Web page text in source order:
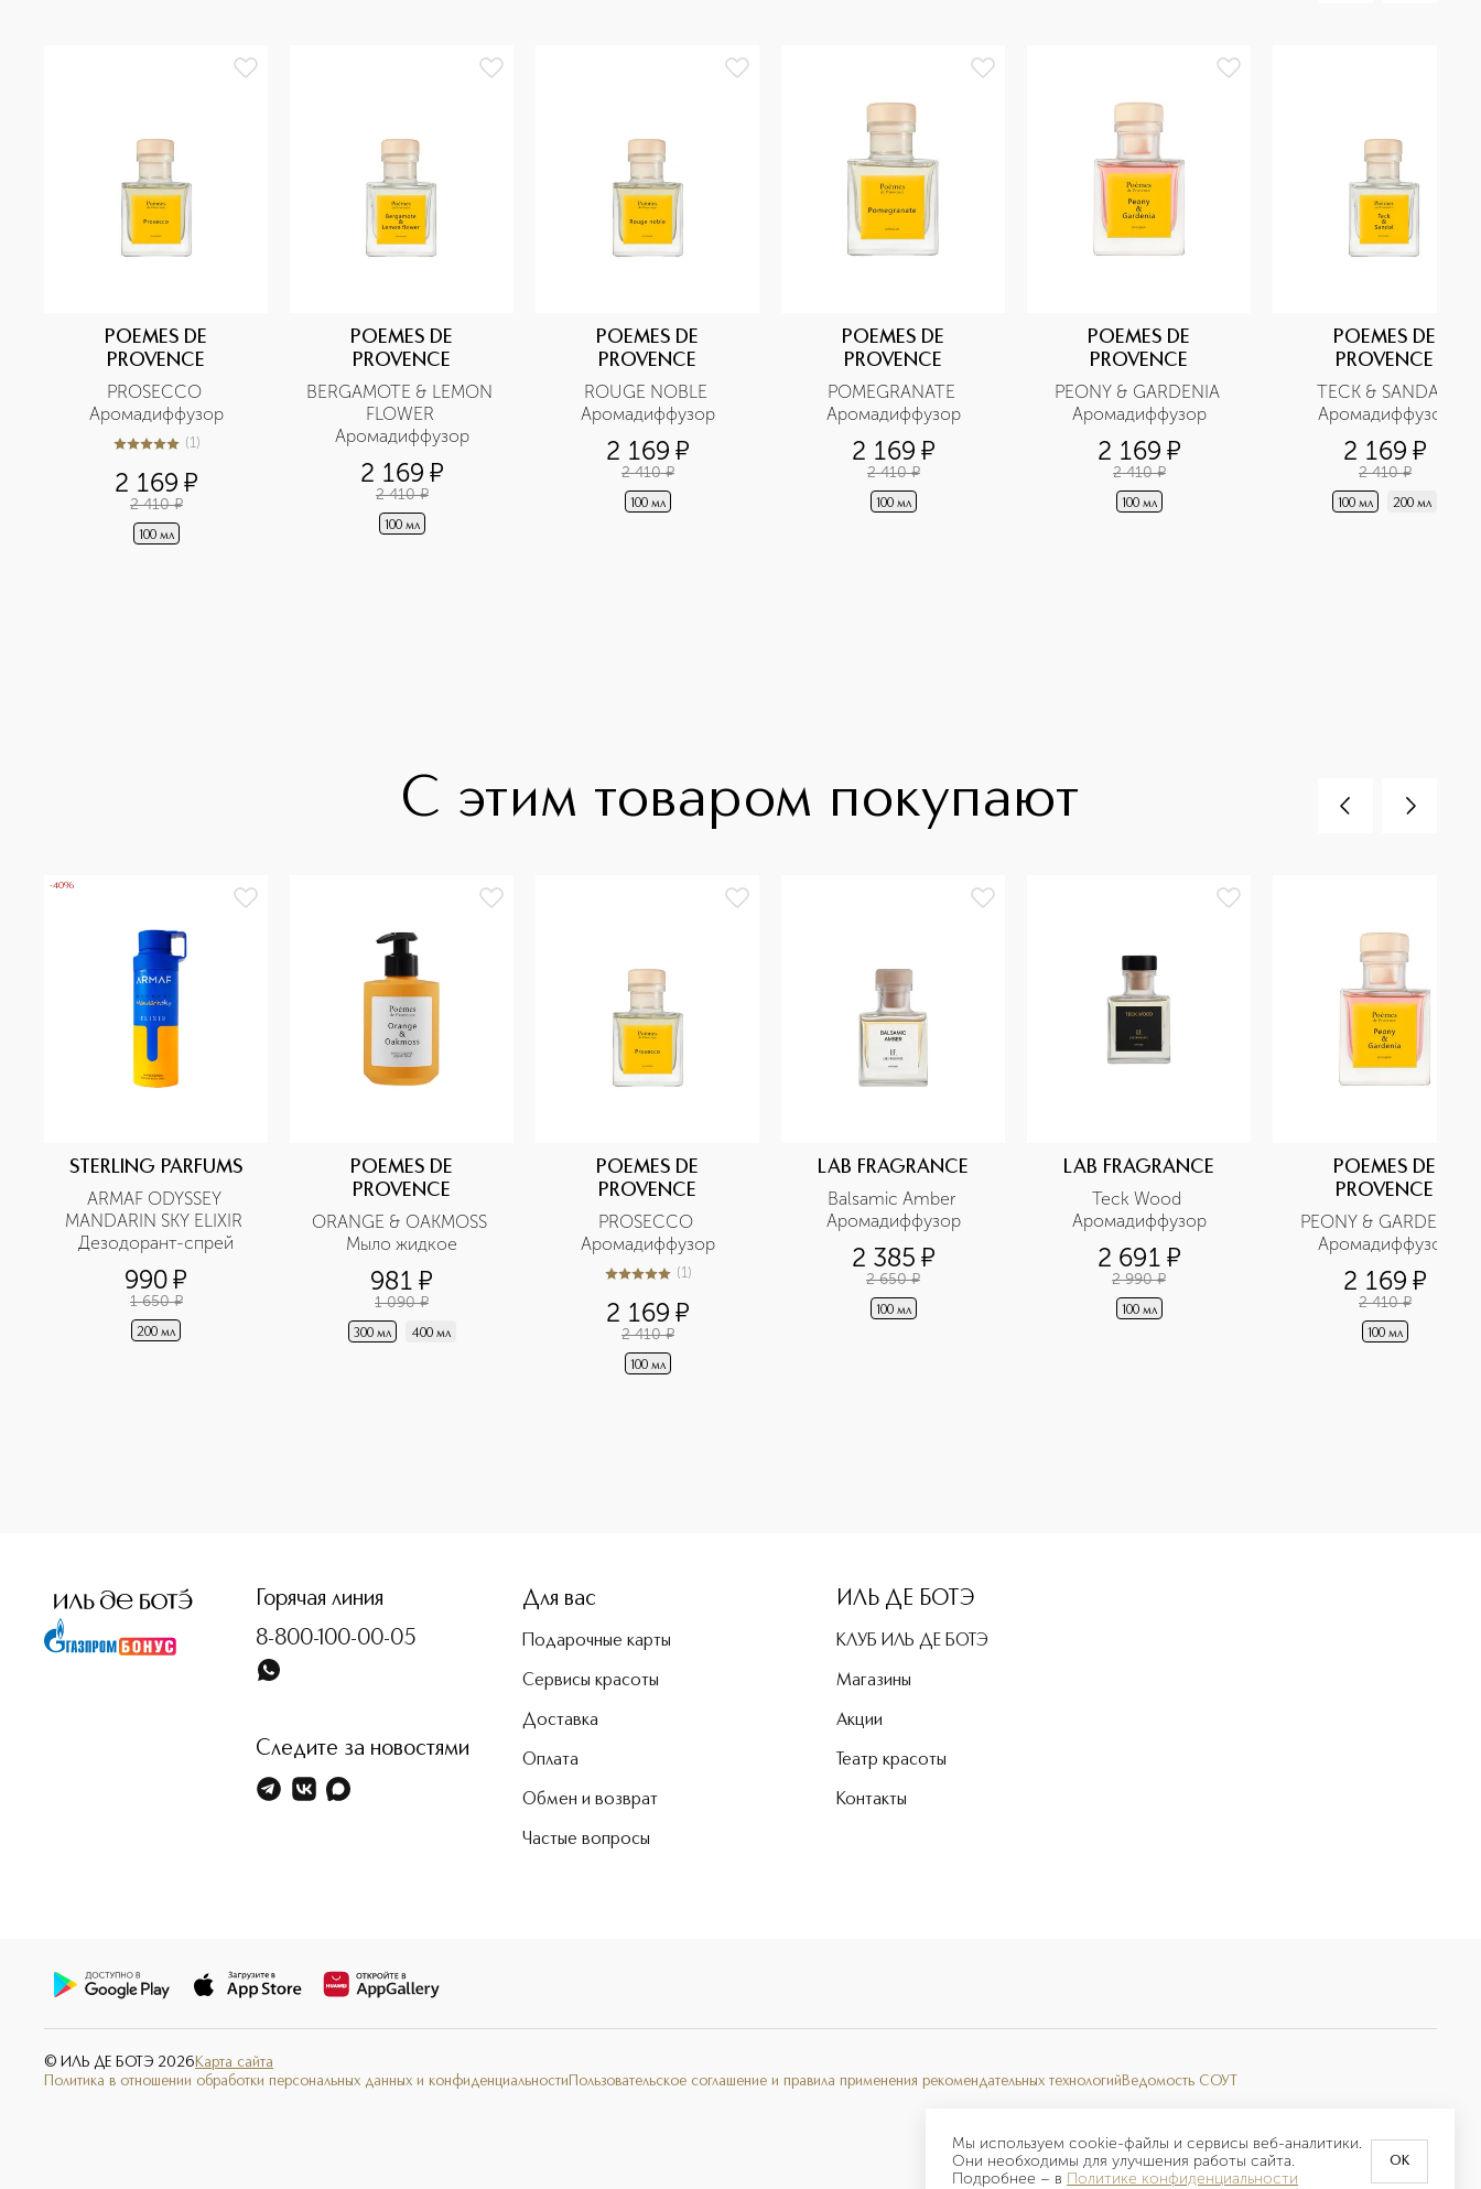
Мы используем cookie-файлы и сервисы веб-аналитики.
Они необходимы для улучшения работы сайта.
Подробнее – в Политике конфиденциальности
OK
POEMES DE
PROVENCE
PROSECCO
Аромадиффузор
5из 51 (1)
2 169 ¤
2 410 ¤
100 мл
POEMES DE
PROVENCE
BERGAMOTE & LEMON
FLOWER
Аромадиффузор
2 169 ¤
2 410 ¤
100 мл
POEMES DE
PROVENCE
ROUGE NOBLE
Аромадиффузор
2 169 ¤
2 410 ¤
100 мл
POEMES DE
PROVENCE
POMEGRANATE
Аромадиффузор
2 169 ¤
2 410 ¤
100 мл
POEMES DE
PROVENCE
PEONY & GARDENIA
Аромадиффузор
2 169 ¤
2 410 ¤
100 мл
POEMES DE
PROVENCE
TECK & SANDAL
Аромадиффузор
2 169 ¤
2 410 ¤
100 мл 200 мл
С этим товаром покупают
-40%
STERLING PARFUMS
ARMAF ODYSSEY
MANDARIN SKY ELIXIR
Дезодорант-спрей
990¤
1 650 ¤
200 мл
POEMES DE
PROVENCE
ORANGE & OAKMOSS
Мыло жидкое
981 ¤
1 090 ¤
300 мл 400 мл
POEMES DE
PROVENCE
PROSECCO
Аромадиффузор
5из 51 (1)
2 169 ¤
2 410 ¤
100 мл
LAB FRAGRANCE
Balsamic Amber
Аромадиффузор
2 385 ¤
2 650 ¤
100 мл
LAB FRAGRANCE
Teck Wood
Аромадиффузор
2 691 ¤
2 990 ¤
100 мл
POEMES DE
PROVENCE
PEONY & GARDENIA
Аромадиффузор
2 169 ¤
2 410 ¤
100 мл
Горячая линия
8-800-100-00-05
Следите за новостями
Для вас
Подарочные карты
Сервисы красоты
Доставка
Оплата
Обмен и возврат
Частые вопросы
ИЛЬ ДЕ БОТЭ
КЛУБ ИЛЬ ДЕ БОТЭ
Магазины
Акции
Театр красоты
Контакты
© ИЛЬ ДЕ БОТЭ 2026 Карта сайта
Политика в отношении обработки персональных данных и конфиденциальности Пользовательское соглашение и правила применения рекомендательных технологий Ведомость СОУТ